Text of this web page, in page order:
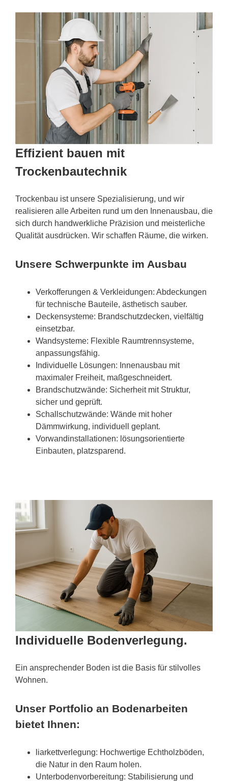
Effizient bauen mit
Trockenbautechnik
Trockenbau ist unsere Spezialisierung, und wir
realisieren alle Arbeiten rund um den Innenausbau, die
sich durch handwerkliche Präzision und meisterliche
Qualität ausdrücken. Wir schaffen Räume, die wirken.
Unsere Schwerpunkte im Ausbau
Verkofferungen & Verkleidungen: Abdeckungen
für technische Bauteile, ästhetisch sauber.
Deckensysteme: Brandschutzdecken, vielfältig
einsetzbar.
Wandsysteme: Flexible Raumtrennsysteme,
anpassungsfähig.
Individuelle Lösungen: Innenausbau mit
maximaler Freiheit, maßgeschneidert.
Brandschutzwände: Sicherheit mit Struktur,
sicher und geprüft.
Schallschutzwände: Wände mit hoher
Dämmwirkung, individuell geplant.
Vorwandinstallationen: lösungsorientierte
Einbauten, platzsparend.
Individuelle Bodenverlegung.
Ein ansprechender Boden ist die Basis für stilvolles
Wohnen.
Unser Portfolio an Bodenarbeiten
bietet Ihnen:
liarkettverlegung: Hochwertige Echtholzböden,
die Natur in den Raum holen.
Unterbodenvorbereitung: Stabilisierung und